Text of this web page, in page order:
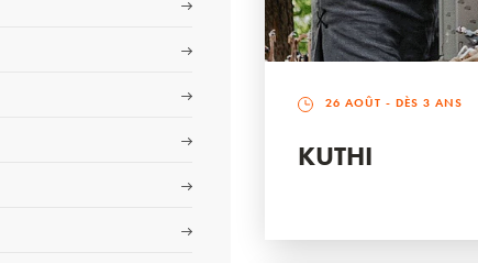
26 AOÛT - DÈS 3 ANS
KUTHI